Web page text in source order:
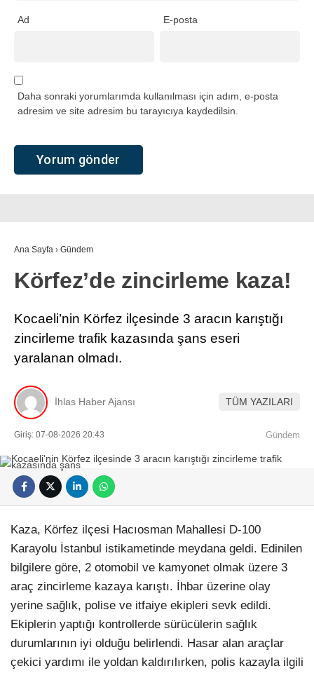
Ad E-posta
Daha sonraki yorumlarımda kullanılması için adım, e-posta
adresim ve site adresim bu tarayıcıya kaydedilsin.
Ana Sayfa › Gündem
Körfez’de zincirleme kaza!
Kocaeli’nin Körfez ilçesinde 3 aracın karıştığı
zincirleme trafik kazasında şans eseri
yaralanan olmadı.
İhlas Haber Ajansı TÜM YAZILARI
Giriş: 07-08-2026 20:43 Gündem
Kaza, Körfez ilçesi Hacıosman Mahallesi D-100
Karayolu İstanbul istikametinde meydana geldi. Edinilen
bilgilere göre, 2 otomobil ve kamyonet olmak üzere 3
araç zincirleme kazaya karıştı. İhbar üzerine olay
yerine sağlık, polise ve itfaiye ekipleri sevk edildi.
Ekiplerin yaptığı kontrollerde sürücülerin sağlık
durumlarının iyi olduğu belirlendi. Hasar alan araçlar
çekici yardımı ile yoldan kaldırılırken, polis kazayla ilgili